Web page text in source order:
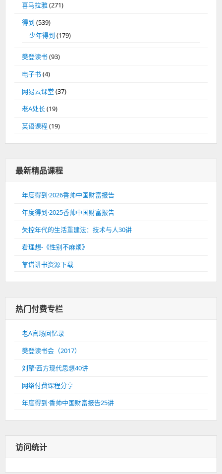
喜马拉雅(271)
得到 (539)
少年得到 (179)
樊登读书(93)
电子书(4)
网易云课堂 (37)
老A处长(19)
英语课程(19)
最新精品课程
年度得到·2026香帅中国财富报告
年度得到·2025香帅中国财富报告
失控年代的生活重建法：技术与人30讲
看理想-《性别不麻烦》
靠谱讲书资源下载
热门付费专栏
老A官场回忆录
樊登读书会（2017）
刘擎·西方现代思想40讲
网络付费课程分享
年度得到·香帅中国财富报告25讲
访问统计